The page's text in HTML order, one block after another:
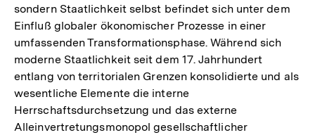
sondern Staatlichkeit selbst befindet sich unter dem
Einfluß globaler ökonomischer Prozesse in einer
umfassenden Transformationsphase. Während sich
moderne Staatlichkeit seit dem 17. Jahrhundert
entlang von territorialen Grenzen konsolidierte und als
wesentliche Elemente die interne
Herrschaftsdurchsetzung und das externe
Alleinvertretungsmonopol gesellschaftlicher